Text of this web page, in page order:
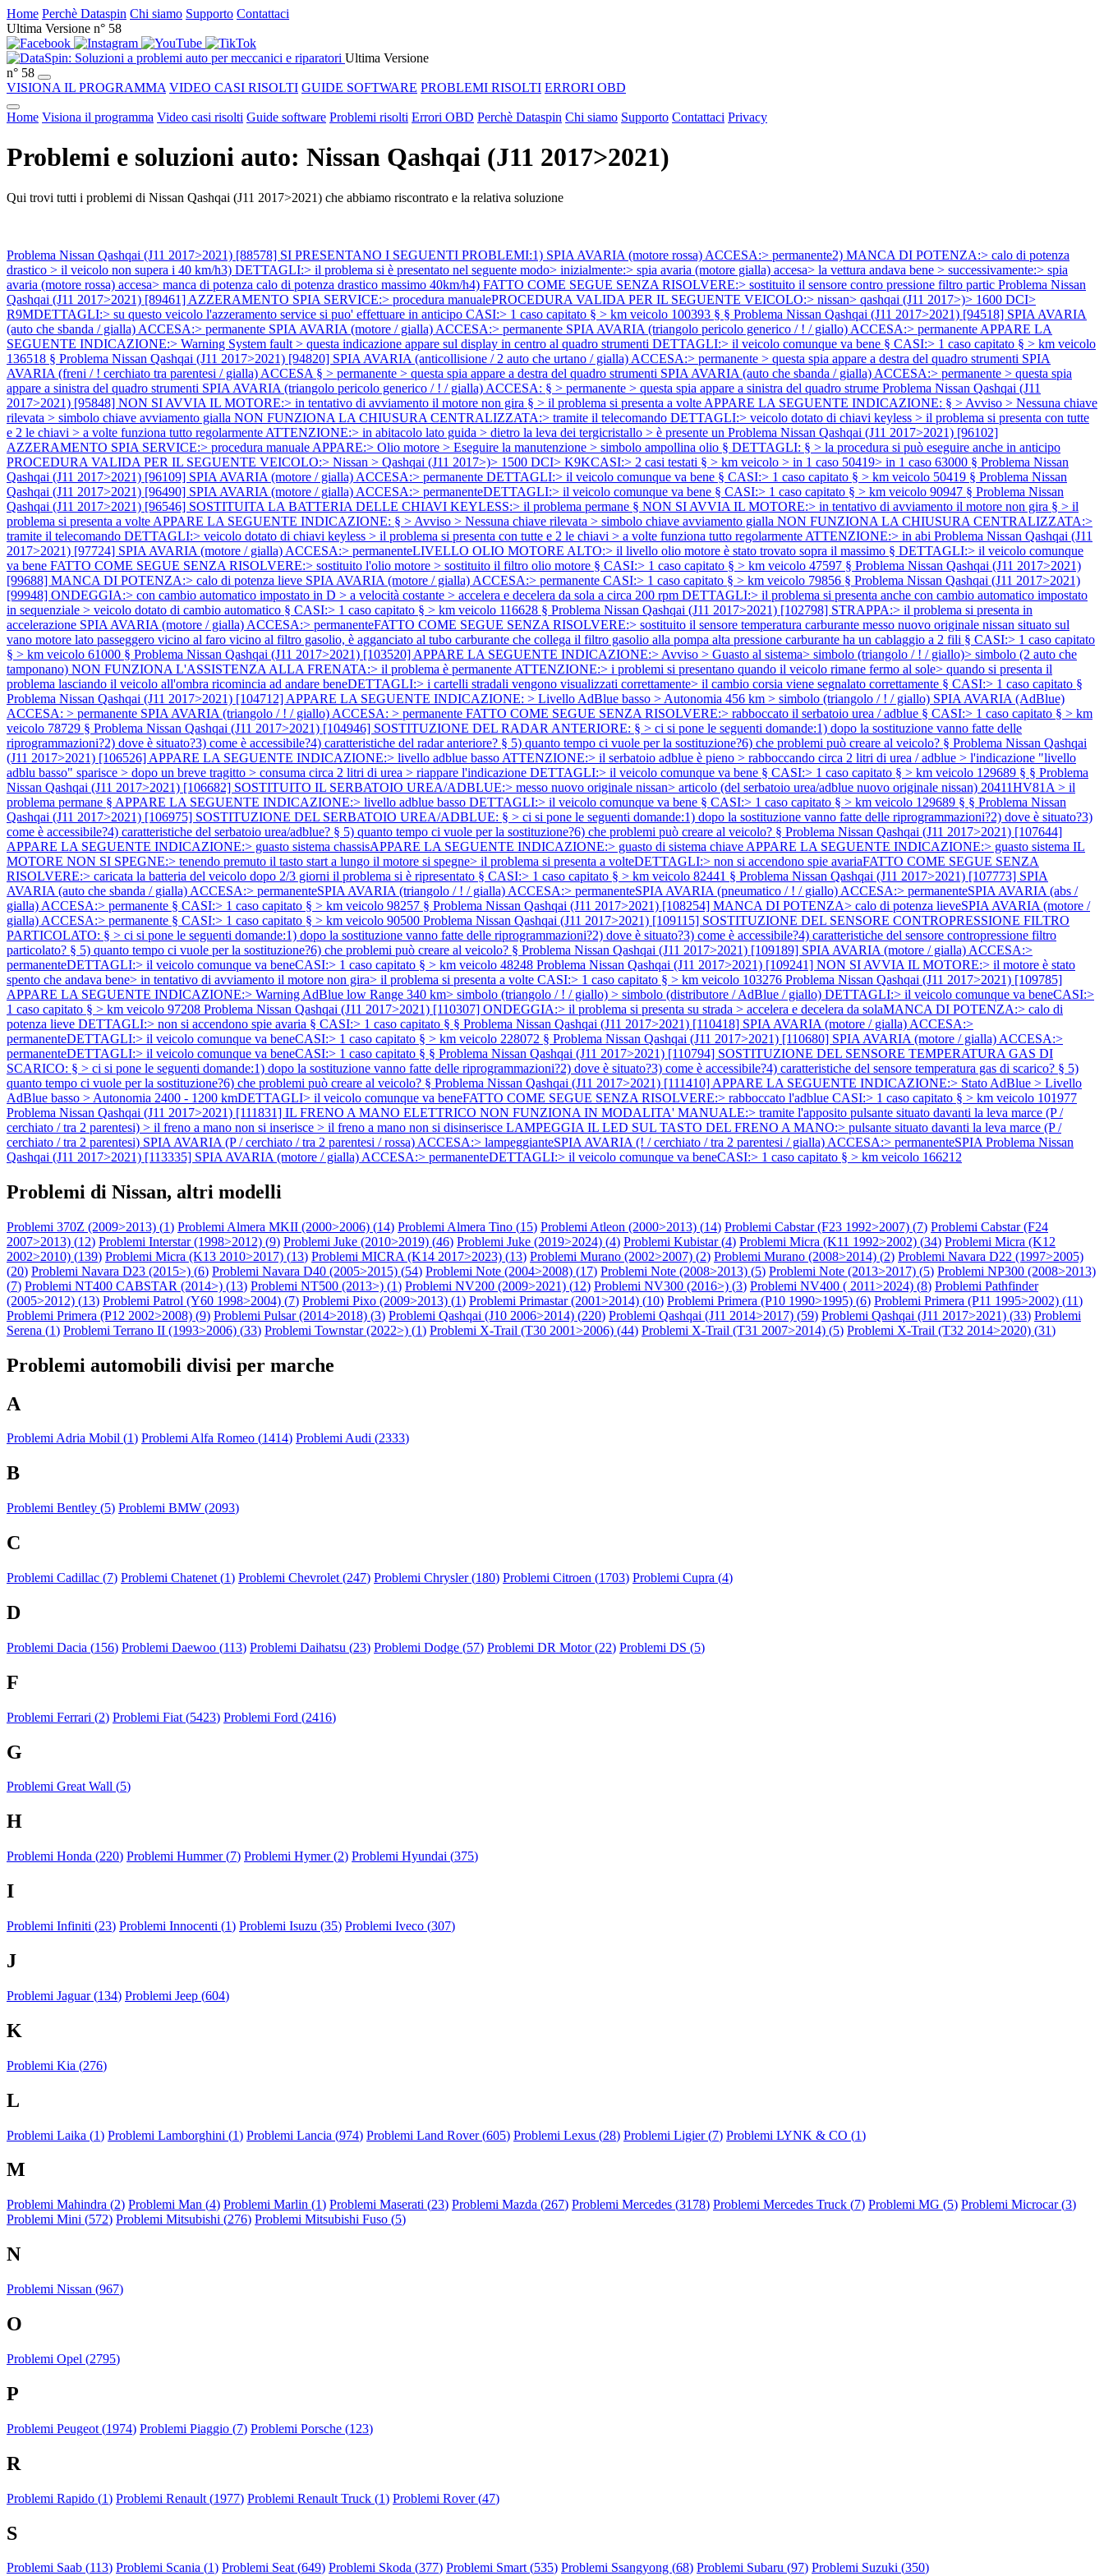
Home Perchè Dataspin Chi siamo Supporto Contattaci
Ultima Versione n° 58
Ultima Versione
n° 58
VISIONA IL PROGRAMMA VIDEO CASI RISOLTI GUIDE SOFTWARE PROBLEMI RISOLTI ERRORI OBD
Home Visiona il programma Video casi risolti Guide software Problemi risolti Errori OBD Perchè Dataspin Chi siamo Supporto Contattaci Privacy
Problemi e soluzioni auto: Nissan Qashqai (J11 2017>2021)
Qui trovi tutti i problemi di Nissan Qashqai (J11 2017>2021) che abbiamo riscontrato e la relativa soluzione
Problema Nissan Qashqai (J11 2017>2021) [88578] SI PRESENTANO I SEGUENTI PROBLEMI:1) SPIA AVARIA (motore rossa) ACCESA:> permanente2) MANCA DI POTENZA:> calo di potenza
drastico > il veicolo non supera i 40 km/h3) DETTAGLI:> il problema si è presentato nel seguente modo> inizialmente:> spia avaria (motore gialla) accesa> la vettura andava bene > successivamente:> spia
avaria (motore rossa) accesa> manca di potenza calo di potenza drastico massimo 40km/h4) FATTO COME SEGUE SENZA RISOLVERE:> sostituito il sensore contro pressione filtro partic Problema Nissan
Qashqai (J11 2017>2021) [89461] AZZERAMENTO SPIA SERVICE:> procedura manualePROCEDURA VALIDA PER IL SEGUENTE VEICOLO:> nissan> qashqai (J11 2017>)> 1600 DCI>
R9MDETTAGLI:> su questo veicolo l'azzeramento service si puo' effettuare in anticipo CASI:> 1 caso capitato § > km veicolo 100393 § § Problema Nissan Qashqai (J11 2017>2021) [94518] SPIA AVARIA
(auto che sbanda / gialla) ACCESA:> permanente SPIA AVARIA (motore / gialla) ACCESA:> permanente SPIA AVARIA (triangolo pericolo generico / ! / giallo) ACCESA:> permanente APPARE LA
SEGUENTE INDICAZIONE:> Warning System fault > questa indicazione appare sul display in centro al quadro strumenti DETTAGLI:> il veicolo comunque va bene § CASI:> 1 caso capitato § > km veicolo
136518 § Problema Nissan Qashqai (J11 2017>2021) [94820] SPIA AVARIA (anticollisione / 2 auto che urtano / gialla) ACCESA:> permanente > questa spia appare a destra del quadro strumenti SPIA
AVARIA (freni / ! cerchiato tra parentesi / gialla) ACCESA § > permanente > questa spia appare a destra del quadro strumenti SPIA AVARIA (auto che sbanda / gialla) ACCESA:> permanente > questa spia
appare a sinistra del quadro strumenti SPIA AVARIA (triangolo pericolo generico / ! / gialla) ACCESA: § > permanente > questa spia appare a sinistra del quadro strume Problema Nissan Qashqai (J11
2017>2021) [95848] NON SI AVVIA IL MOTORE:> in tentativo di avviamento il motore non gira § > il problema si presenta a volte APPARE LA SEGUENTE INDICAZIONE: § > Avviso > Nessuna chiave
rilevata > simbolo chiave avviamento gialla NON FUNZIONA LA CHIUSURA CENTRALIZZATA:> tramite il telecomando DETTAGLI:> veicolo dotato di chiavi keyless > il problema si presenta con tutte
e 2 le chiavi > a volte funziona tutto regolarmente ATTENZIONE:> in abitacolo lato guida > dietro la leva dei tergicristallo > è presente un Problema Nissan Qashqai (J11 2017>2021) [96102]
AZZERAMENTO SPIA SERVICE:> procedura manuale APPARE:> Olio motore > Eseguire la manutenzione > simbolo ampollina olio § DETTAGLI: § > la procedura si può eseguire anche in anticipo
PROCEDURA VALIDA PER IL SEGUENTE VEICOLO:> Nissan > Qashqai (J11 2017>)> 1500 DCI> K9KCASI:> 2 casi testati § > km veicolo > in 1 caso 50419> in 1 caso 63000 § Problema Nissan
Qashqai (J11 2017>2021) [96109] SPIA AVARIA (motore / gialla) ACCESA:> permanente DETTAGLI:> il veicolo comunque va bene § CASI:> 1 caso capitato § > km veicolo 50419 § Problema Nissan
Qashqai (J11 2017>2021) [96490] SPIA AVARIA (motore / gialla) ACCESA:> permanenteDETTAGLI:> il veicolo comunque va bene § CASI:> 1 caso capitato § > km veicolo 90947 § Problema Nissan
Qashqai (J11 2017>2021) [96546] SOSTITUITA LA BATTERIA DELLE CHIAVI KEYLESS:> il problema permane § NON SI AVVIA IL MOTORE:> in tentativo di avviamento il motore non gira § > il
problema si presenta a volte APPARE LA SEGUENTE INDICAZIONE: § > Avviso > Nessuna chiave rilevata > simbolo chiave avviamento gialla NON FUNZIONA LA CHIUSURA CENTRALIZZATA:>
tramite il telecomando DETTAGLI:> veicolo dotato di chiavi keyless > il problema si presenta con tutte e 2 le chiavi > a volte funziona tutto regolarmente ATTENZIONE:> in abi Problema Nissan Qashqai (J11
2017>2021) [97724] SPIA AVARIA (motore / gialla) ACCESA:> permanenteLIVELLO OLIO MOTORE ALTO:> il livello olio motore è stato trovato sopra il massimo § DETTAGLI:> il veicolo comunque
va bene FATTO COME SEGUE SENZA RISOLVERE:> sostituito l'olio motore > sostituito il filtro olio motore § CASI:> 1 caso capitato § > km veicolo 47597 § Problema Nissan Qashqai (J11 2017>2021)
[99688] MANCA DI POTENZA:> calo di potenza lieve SPIA AVARIA (motore / gialla) ACCESA:> permanente CASI:> 1 caso capitato § > km veicolo 79856 § Problema Nissan Qashqai (J11 2017>2021)
[99948] ONDEGGIA:> con cambio automatico impostato in D > a velocità costante > accelera e decelera da sola a circa 200 rpm DETTAGLI:> il problema si presenta anche con cambio automatico impostato
in sequenziale > veicolo dotato di cambio automatico § CASI:> 1 caso capitato § > km veicolo 116628 § Problema Nissan Qashqai (J11 2017>2021) [102798] STRAPPA:> il problema si presenta in
accelerazione SPIA AVARIA (motore / gialla) ACCESA:> permanenteFATTO COME SEGUE SENZA RISOLVERE:> sostituito il sensore temperatura carburante messo nuovo originale nissan situato sul
vano motore lato passeggero vicino al faro vicino al filtro gasolio, è agganciato al tubo carburante che collega il filtro gasolio alla pompa alta pressione carburante ha un cablaggio a 2 fili § CASI:> 1 caso capitato
§ > km veicolo 61000 § Problema Nissan Qashqai (J11 2017>2021) [103520] APPARE LA SEGUENTE INDICAZIONE:> Avviso > Guasto al sistema> simbolo (triangolo / ! / giallo)> simbolo (2 auto che
tamponano) NON FUNZIONA L'ASSISTENZA ALLA FRENATA:> il problema è permanente ATTENZIONE:> i problemi si presentano quando il veicolo rimane fermo al sole> quando si presenta il
problema lasciando il veicolo all'ombra ricomincia ad andare beneDETTAGLI:> i cartelli stradali vengono visualizzati correttamente> il cambio corsia viene segnalato correttamente § CASI:> 1 caso capitato §
Problema Nissan Qashqai (J11 2017>2021) [104712] APPARE LA SEGUENTE INDICAZIONE: > Livello AdBlue basso > Autonomia 456 km > simbolo (triangolo / ! / giallo) SPIA AVARIA (AdBlue)
ACCESA: > permanente SPIA AVARIA (triangolo / ! / giallo) ACCESA: > permanente FATTO COME SEGUE SENZA RISOLVERE:> rabboccato il serbatoio urea / adblue § CASI:> 1 caso capitato § > km
veicolo 78729 § Problema Nissan Qashqai (J11 2017>2021) [104946] SOSTITUZIONE DEL RADAR ANTERIORE: § > ci si pone le seguenti domande:1) dopo la sostituzione vanno fatte delle
riprogrammazioni?2) dove è situato?3) come è accessibile?4) caratteristiche del radar anteriore? § 5) quanto tempo ci vuole per la sostituzione?6) che problemi può creare al veicolo? § Problema Nissan Qashqai
(J11 2017>2021) [106526] APPARE LA SEGUENTE INDICAZIONE:> livello adblue basso ATTENZIONE:> il serbatoio adblue è pieno > rabboccando circa 2 litri di urea / adblue > l'indicazione "livello
adblu basso" sparisce > dopo un breve tragitto > consuma circa 2 litri di urea > riappare l'indicazione DETTAGLI:> il veicolo comunque va bene § CASI:> 1 caso capitato § > km veicolo 129689 § § Problema
Nissan Qashqai (J11 2017>2021) [106682] SOSTITUITO IL SERBATOIO UREA/ADBLUE:> messo nuovo originale nissan> articolo (del serbatoio urea/adblue nuovo originale nissan) 20411HV81A > il
problema permane § APPARE LA SEGUENTE INDICAZIONE:> livello adblue basso DETTAGLI:> il veicolo comunque va bene § CASI:> 1 caso capitato § > km veicolo 129689 § § Problema Nissan
Qashqai (J11 2017>2021) [106975] SOSTITUZIONE DEL SERBATOIO UREA/ADBLUE: § > ci si pone le seguenti domande:1) dopo la sostituzione vanno fatte delle riprogrammazioni?2) dove è situato?3)
come è accessibile?4) caratteristiche del serbatoio urea/adblue? § 5) quanto tempo ci vuole per la sostituzione?6) che problemi può creare al veicolo? § Problema Nissan Qashqai (J11 2017>2021) [107644]
APPARE LA SEGUENTE INDICAZIONE:> guasto sistema chassisAPPARE LA SEGUENTE INDICAZIONE:> guasto di sistema chiave APPARE LA SEGUENTE INDICAZIONE:> guasto sistema IL
MOTORE NON SI SPEGNE:> tenendo premuto il tasto start a lungo il motore si spegne> il problema si presenta a volteDETTAGLI:> non si accendono spie avariaFATTO COME SEGUE SENZA
RISOLVERE:> caricata la batteria del veicolo dopo 2/3 giorni il problema si è ripresentato § CASI:> 1 caso capitato § > km veicolo 82441 § Problema Nissan Qashqai (J11 2017>2021) [107773] SPIA
AVARIA (auto che sbanda / gialla) ACCESA:> permanenteSPIA AVARIA (triangolo / ! / gialla) ACCESA:> permanenteSPIA AVARIA (pneumatico / ! / giallo) ACCESA:> permanenteSPIA AVARIA (abs /
gialla) ACCESA:> permanente § CASI:> 1 caso capitato § > km veicolo 98257 § Problema Nissan Qashqai (J11 2017>2021) [108254] MANCA DI POTENZA> calo di potenza lieveSPIA AVARIA (motore /
gialla) ACCESA:> permanente § CASI:> 1 caso capitato § > km veicolo 90500 Problema Nissan Qashqai (J11 2017>2021) [109115] SOSTITUZIONE DEL SENSORE CONTROPRESSIONE FILTRO
PARTICOLATO: § > ci si pone le seguenti domande:1) dopo la sostituzione vanno fatte delle riprogrammazioni?2) dove è situato?3) come è accessibile?4) caratteristiche del sensore contropressione filtro
particolato? § 5) quanto tempo ci vuole per la sostituzione?6) che problemi può creare al veicolo? § Problema Nissan Qashqai (J11 2017>2021) [109189] SPIA AVARIA (motore / gialla) ACCESA:>
permanenteDETTAGLI:> il veicolo comunque va beneCASI:> 1 caso capitato § > km veicolo 48248 Problema Nissan Qashqai (J11 2017>2021) [109241] NON SI AVVIA IL MOTORE:> il motore è stato
spento che andava bene> in tentativo di avviamento il motore non gira> il problema si presenta a volte CASI:> 1 caso capitato § > km veicolo 103276 Problema Nissan Qashqai (J11 2017>2021) [109785]
APPARE LA SEGUENTE INDICAZIONE:> Warning AdBlue low Range 340 km> simbolo (triangolo / ! / giallo) > simbolo (distributore / AdBlue / giallo) DETTAGLI:> il veicolo comunque va beneCASI:>
1 caso capitato § > km veicolo 97208 Problema Nissan Qashqai (J11 2017>2021) [110307] ONDEGGIA:> il problema si presenta su strada > accelera e decelera da solaMANCA DI POTENZA:> calo di
potenza lieve DETTAGLI:> non si accendono spie avaria § CASI:> 1 caso capitato § § Problema Nissan Qashqai (J11 2017>2021) [110418] SPIA AVARIA (motore / gialla) ACCESA:>
permanenteDETTAGLI:> il veicolo comunque va beneCASI:> 1 caso capitato § > km veicolo 228072 § Problema Nissan Qashqai (J11 2017>2021) [110680] SPIA AVARIA (motore / gialla) ACCESA:>
permanenteDETTAGLI:> il veicolo comunque va beneCASI:> 1 caso capitato § § Problema Nissan Qashqai (J11 2017>2021) [110794] SOSTITUZIONE DEL SENSORE TEMPERATURA GAS DI
SCARICO: § > ci si pone le seguenti domande:1) dopo la sostituzione vanno fatte delle riprogrammazioni?2) dove è situato?3) come è accessibile?4) caratteristiche del sensore temperatura gas di scarico? § 5)
quanto tempo ci vuole per la sostituzione?6) che problemi può creare al veicolo? § Problema Nissan Qashqai (J11 2017>2021) [111410] APPARE LA SEGUENTE INDICAZIONE:> Stato AdBlue > Livello
AdBlue basso > Autonomia 2400 - 1200 kmDETTAGLI> il veicolo comunque va beneFATTO COME SEGUE SENZA RISOLVERE:> rabboccato l'adblue CASI:> 1 caso capitato § > km veicolo 101977
Problema Nissan Qashqai (J11 2017>2021) [111831] IL FRENO A MANO ELETTRICO NON FUNZIONA IN MODALITA' MANUALE:> tramite l'apposito pulsante situato davanti la leva marce (P /
cerchiato / tra 2 parentesi) > il freno a mano non si inserisce > il freno a mano non si disinserisce LAMPEGGIA IL LED SUL TASTO DEL FRENO A MANO:> pulsante situato davanti la leva marce (P /
cerchiato / tra 2 parentesi) SPIA AVARIA (P / cerchiato / tra 2 parentesi / rossa) ACCESA:> lampeggianteSPIA AVARIA (! / cerchiato / tra 2 parentesi / gialla) ACCESA:> permanenteSPIA Problema Nissan
Qashqai (J11 2017>2021) [113335] SPIA AVARIA (motore / gialla) ACCESA:> permanenteDETTAGLI:> il veicolo comunque va beneCASI:> 1 caso capitato § > km veicolo 166212
Problemi di Nissan, altri modelli
Problemi 370Z (2009>2013) (1) Problemi Almera MKII (2000>2006) (14) Problemi Almera Tino (15) Problemi Atleon (2000>2013) (14) Problemi Cabstar (F23 1992>2007) (7) Problemi Cabstar (F24
2007>2013) (12) Problemi Interstar (1998>2012) (9) Problemi Juke (2010>2019) (46) Problemi Juke (2019>2024) (4) Problemi Kubistar (4) Problemi Micra (K11 1992>2002) (34) Problemi Micra (K12
2002>2010) (139) Problemi Micra (K13 2010>2017) (13) Problemi MICRA (K14 2017>2023) (13) Problemi Murano (2002>2007) (2) Problemi Murano (2008>2014) (2) Problemi Navara D22 (1997>2005)
(20) Problemi Navara D23 (2015>) (6) Problemi Navara D40 (2005>2015) (54) Problemi Note (2004>2008) (17) Problemi Note (2008>2013) (5) Problemi Note (2013>2017) (5) Problemi NP300 (2008>2013)
(7) Problemi NT400 CABSTAR (2014>) (13) Problemi NT500 (2013>) (1) Problemi NV200 (2009>2021) (12) Problemi NV300 (2016>) (3) Problemi NV400 ( 2011>2024) (8) Problemi Pathfinder
(2005>2012) (13) Problemi Patrol (Y60 1998>2004) (7) Problemi Pixo (2009>2013) (1) Problemi Primastar (2001>2014) (10) Problemi Primera (P10 1990>1995) (6) Problemi Primera (P11 1995>2002) (11)
Problemi Primera (P12 2002>2008) (9) Problemi Pulsar (2014>2018) (3) Problemi Qashqai (J10 2006>2014) (220) Problemi Qashqai (J11 2014>2017) (59) Problemi Qashqai (J11 2017>2021) (33) Problemi
Serena (1) Problemi Terrano II (1993>2006) (33) Problemi Townstar (2022>) (1) Problemi X-Trail (T30 2001>2006) (44) Problemi X-Trail (T31 2007>2014) (5) Problemi X-Trail (T32 2014>2020) (31)
Problemi automobili divisi per marche
A
Problemi Adria Mobil (1) Problemi Alfa Romeo (1414) Problemi Audi (2333)
B
Problemi Bentley (5) Problemi BMW (2093)
C
Problemi Cadillac (7) Problemi Chatenet (1) Problemi Chevrolet (247) Problemi Chrysler (180) Problemi Citroen (1703) Problemi Cupra (4)
D
Problemi Dacia (156) Problemi Daewoo (113) Problemi Daihatsu (23) Problemi Dodge (57) Problemi DR Motor (22) Problemi DS (5)
F
Problemi Ferrari (2) Problemi Fiat (5423) Problemi Ford (2416)
G
Problemi Great Wall (5)
H
Problemi Honda (220) Problemi Hummer (7) Problemi Hymer (2) Problemi Hyundai (375)
I
Problemi Infiniti (23) Problemi Innocenti (1) Problemi Isuzu (35) Problemi Iveco (307)
J
Problemi Jaguar (134) Problemi Jeep (604)
K
Problemi Kia (276)
L
Problemi Laika (1) Problemi Lamborghini (1) Problemi Lancia (974) Problemi Land Rover (605) Problemi Lexus (28) Problemi Ligier (7) Problemi LYNK & CO (1)
M
Problemi Mahindra (2) Problemi Man (4) Problemi Marlin (1) Problemi Maserati (23) Problemi Mazda (267) Problemi Mercedes (3178) Problemi Mercedes Truck (7) Problemi MG (5) Problemi Microcar (3)
Problemi Mini (572) Problemi Mitsubishi (276) Problemi Mitsubishi Fuso (5)
N
Problemi Nissan (967)
O
Problemi Opel (2795)
P
Problemi Peugeot (1974) Problemi Piaggio (7) Problemi Porsche (123)
R
Problemi Rapido (1) Problemi Renault (1977) Problemi Renault Truck (1) Problemi Rover (47)
S
Problemi Saab (113) Problemi Scania (1) Problemi Seat (649) Problemi Skoda (377) Problemi Smart (535) Problemi Ssangyong (68) Problemi Subaru (97) Problemi Suzuki (350)